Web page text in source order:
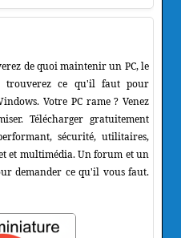
de quoi maintenir un PC, le
trouverez ce qu'il faut pour
Votre PC rame ? Venez
Télécharger gratuitement
sécurité, utilitaires,
et multimédia. Un forum et un
demander ce qu'il vous faut.